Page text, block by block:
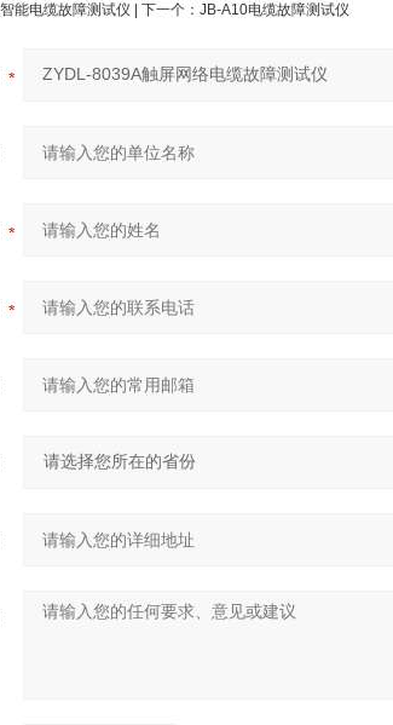
能电缆故障测试仪 | 下一个： JB-A10电缆故障测试仪